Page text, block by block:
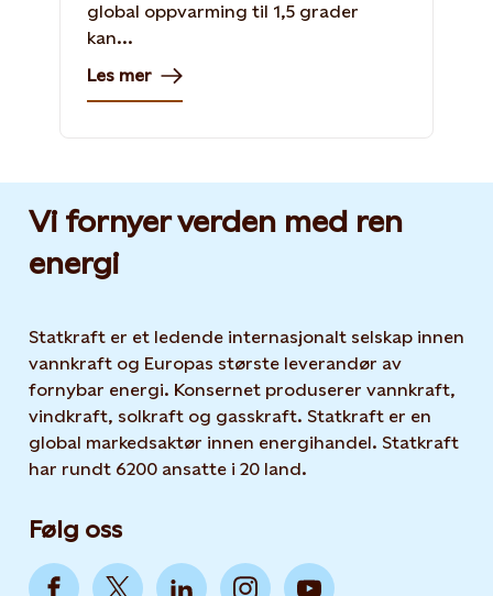
global oppvarming til 1,5 grader
kan...
Les mer
Vi fornyer verden med ren
energi
Statkraft er et ledende internasjonalt selskap innen
vannkraft og Europas største leverandør av
fornybar energi. Konsernet produserer vannkraft,
vindkraft, solkraft og gasskraft. Statkraft er en
global markedsaktør innen energihandel. Statkraft
har rundt 6200 ansatte i 20 land.
Følg oss